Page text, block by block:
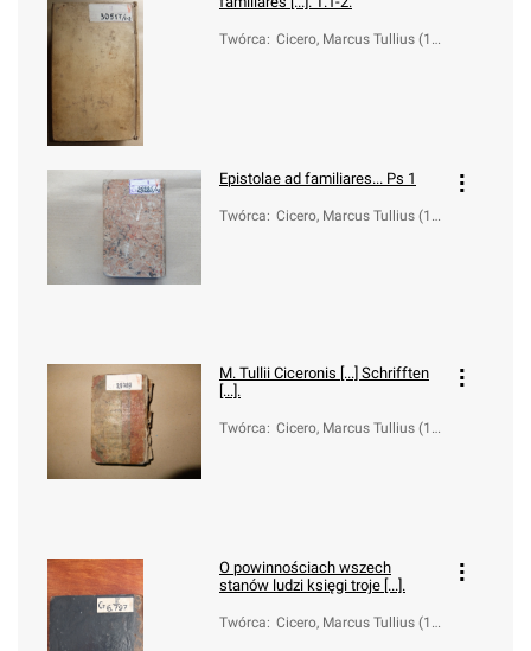
Twórca: Cicero, Marcus Tullius (10
Epistolae ad familiares... Ps 1
Twórca: Cicero, Marcus Tullius (10
M. Tullii Ciceronis [...] Schrifften
[...].
Twórca: Cicero, Marcus Tullius (10
O powinnościach wszech
stanów ludzi księgi troje [...].
Twórca: Cicero, Marcus Tullius (10